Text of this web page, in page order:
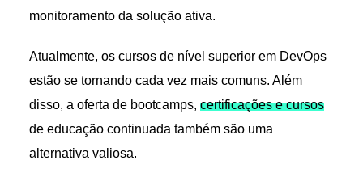
monitoramento da solução ativa.
Atualmente, os cursos de nível superior em DevOps
estão se tornando cada vez mais comuns. Além
disso, a oferta de bootcamps, certificações e cursos
de educação continuada também são uma
alternativa valiosa.